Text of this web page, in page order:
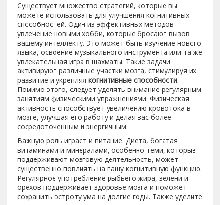
Существует множество стратегий, которые вы
можете использовать для улучшения когнитивных
способностей. Один из эффективных методов –
увлечение новыми хобби, которые бросают вызов
вашему интеллекту. Это может быть изучение нового
языка, освоение музыкального инструмента или та же
увлекательная игра в шахматы. Такие задачи
активируют различные участки мозга, стимулируя их
развитие и укрепляя когнитивные способности.
Помимо этого, следует уделять внимание регулярным
занятиям физическими упражнениями. Физическая
активность способствует увеличению кровотока в
мозге, улучшая его работу и делая вас более
сосредоточенным и энергичным.
Важную роль играет и питание. Диета, богатая
витаминами и минералами, особенно теми, которые
поддерживают мозговую деятельность, может
существенно повлиять на вашу когнитивную функцию.
Регулярное употребление рыбьего жира, зелени и
орехов поддерживает здоровье мозга и поможет
сохранить остроту ума на долгие годы. Также уделите